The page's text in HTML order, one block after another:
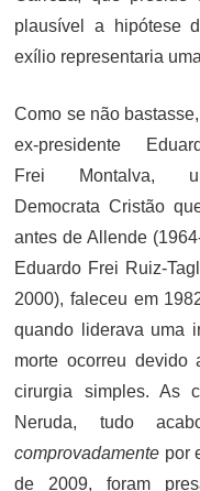
plausível a hipótese
exílio representaria
Como se não
ex-presidente
Frei Montalva,
Democrata Cristão
antes de Allende
Eduardo Frei Ruiz-
2000), faleceu em
quando liderava uma
morte ocorreu devido
cirurgia simples. As
Neruda, tudo
comprovadamente por
de 2009, foram